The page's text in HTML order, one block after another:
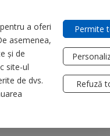
CONTACT
mm
a oferi
asemenea,
și de
site-ul
de dvs.
Permite
Refuză